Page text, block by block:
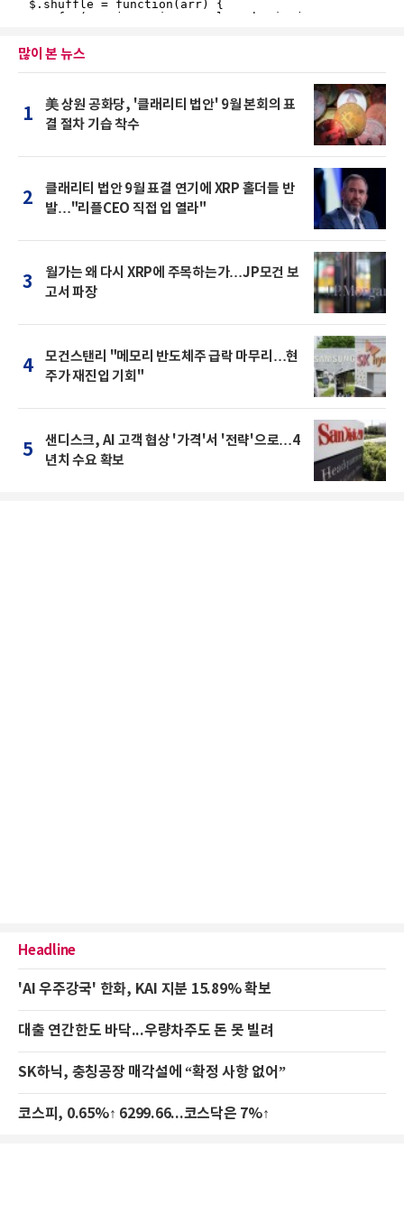
많이 본 뉴스
1
美 상원 공화당, '클래리티 법안' 9월 본회의 표
결 절차 기습 착수
2
클래리티 법안 9월 표결 연기에 XRP 홀더들 반
발…"리플CEO 직접 입 열라"
3
월가는 왜 다시 XRP에 주목하는가…JP모건 보
고서 파장
4
모건스탠리 "메모리 반도체주 급락 마무리…현
주가 재진입 기회"
5
샌디스크, AI 고객 협상 '가격'서 '전략'으로…4
년치 수요 확보
Headline
'AI 우주강국' 한화, KAI 지분 15.89% 확보
대출 연간한도 바닥...우량차주도 돈 못 빌려
SK하닉, 충칭공장 매각설에 “확정 사항 없어”
코스피, 0.65%↑ 6299.66...코스닥은 7%↑